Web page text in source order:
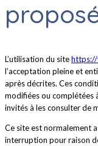
L’utilisation du site
l’acceptation pleine et
après décrites. Ces
modifiées ou complétées
invités à les consulter de
Ce site est normalement
interruption pour raison